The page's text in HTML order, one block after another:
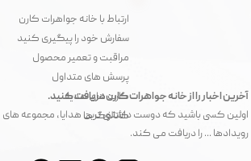
آخرین اخبار را از خانه جواهرات کارن دریافت کنید.
اولین کسی باشید که دوست داشتنی ترین هدایا، مجموعه
رویدادها ... را دریافت می کند.
ارتباط با خانه جواهرات کارن
سفارش خود را پیگیری کنید
مراقبت و تعمیر محصول
پرسش های متداول
کارت های هدیه
کاتالوگ ها